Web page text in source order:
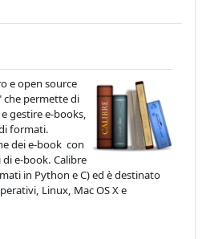
e open source
che permette di
gestire e-books,
formati.
dei e-book con
e-book. Calibre
in Python e C) ed è destinato
Linux, Mac OS X e